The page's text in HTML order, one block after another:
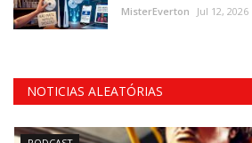
MisterEverton Jul 12, 2026
NOTICIAS ALEATÓRIAS